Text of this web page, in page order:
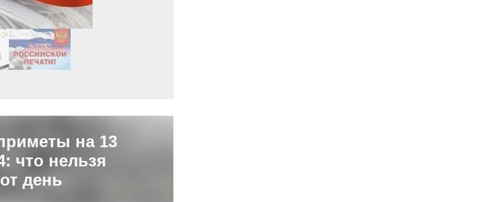
на 13
что нельзя
день